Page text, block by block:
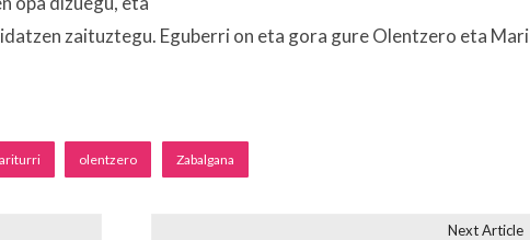
zaituztegu. Eguberri on eta gora gure Olentzero eta Mari
olentzero Zabalgana
Next Article